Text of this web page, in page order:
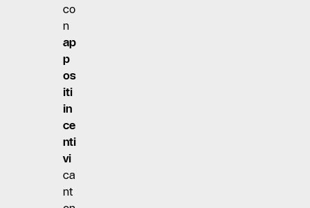
co
n
ap
p
os
iti
in
ce
nti
vi
ca
nt